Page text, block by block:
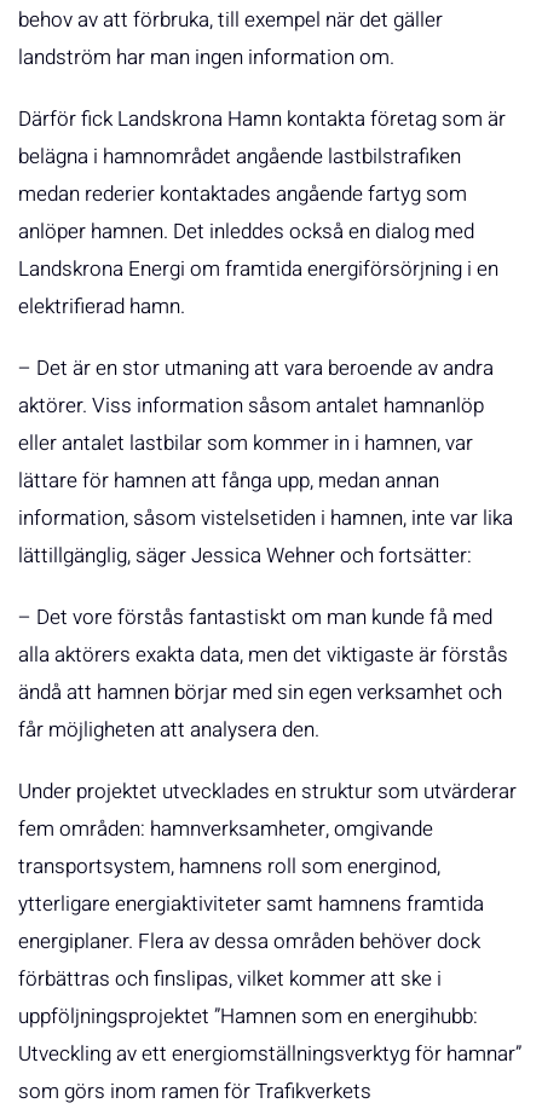
behov av att förbruka, till exempel när det gäller
landström har man ingen information om.
Därför fick Landskrona Hamn kontakta företag som är
belägna i hamnområdet angående lastbilstrafiken
medan rederier kontaktades angående fartyg som
anlöper hamnen. Det inleddes också en dialog med
Landskrona Energi om framtida energiförsörjning i en
elektrifierad hamn.
– Det är en stor utmaning att vara beroende av andra
aktörer. Viss information såsom antalet hamnanlöp
eller antalet lastbilar som kommer in i hamnen, var
lättare för hamnen att fånga upp, medan annan
information, såsom vistelsetiden i hamnen, inte var lika
lättillgänglig, säger Jessica Wehner och fortsätter:
– Det vore förstås fantastiskt om man kunde få med
alla aktörers exakta data, men det viktigaste är förstås
ändå att hamnen börjar med sin egen verksamhet och
får möjligheten att analysera den.
Under projektet utvecklades en struktur som utvärderar
fem områden: hamnverksamheter, omgivande
transportsystem, hamnens roll som energinod,
ytterligare energiaktiviteter samt hamnens framtida
energiplaner. Flera av dessa områden behöver dock
förbättras och finslipas, vilket kommer att ske i
uppföljningsprojektet ”Hamnen som en energihubb:
Utveckling av ett energiomställningsverktyg för hamnar”
som görs inom ramen för Trafikverkets